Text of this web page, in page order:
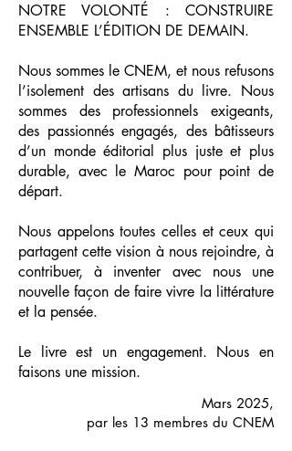
NOTRE VOLONTÉ : CONSTRUIRE
ENSEMBLE L’ÉDITION DE DEMAIN.
Nous sommes le CNEM, et nous refusons
l’isolement des artisans du livre. Nous
sommes des professionnels exigeants,
des passionnés engagés, des bâtisseurs
d’un monde éditorial plus juste et plus
durable, avec le Maroc pour point de
départ.
Nous appelons toutes celles et ceux qui
partagent cette vision à nous rejoindre, à
contribuer, à inventer avec nous une
nouvelle façon de faire vivre la littérature
et la pensée.
Le livre est un engagement. Nous en
faisons une mission.
Mars 2025,
par les 13 membres du CNEM